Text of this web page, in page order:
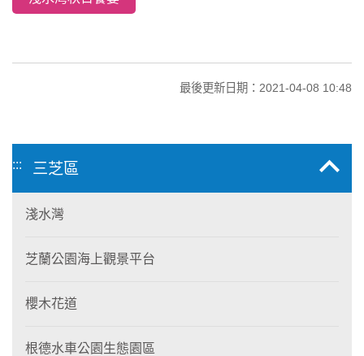
最後更新日期：2021-04-08 10:48
::: 三芝區
淺水灣
芝蘭公園海上觀景平台
櫻木花道
根德水車公園生態園區